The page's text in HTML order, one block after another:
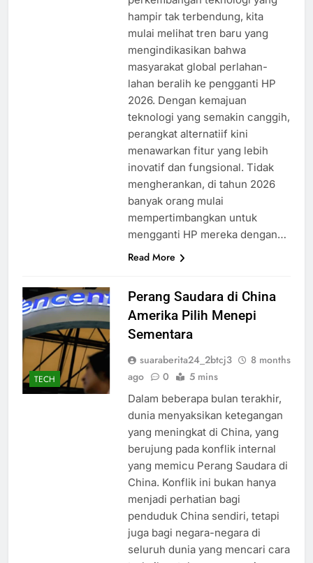
hampir tak terbendung, kita
mulai melihat tren baru yang
mengindikasikan bahwa
masyarakat global perlahan-
lahan beralih ke pengganti HP
2026. Dengan kemajuan
teknologi yang semakin canggih,
perangkat alternatiif kini
menawarkan fitur yang lebih
inovatif dan fungsional. Tidak
mengherankan, di tahun 2026
banyak orang mulai
mempertimbangkan untuk
mengganti HP mereka dengan…
Read More
TECH
Perang Saudara di China
Amerika Pilih Menepi
Sementara
suaraberita24_2btcj3
8 months
ago
0 5 mins
Dalam beberapa bulan terakhir,
dunia menyaksikan ketegangan
yang meningkat di China, yang
berujung pada konflik internal
yang memicu Perang Saudara di
China. Konflik ini bukan hanya
menjadi perhatian bagi
penduduk China sendiri, tetapi
juga bagi negara-negara di
seluruh dunia yang mencari cara